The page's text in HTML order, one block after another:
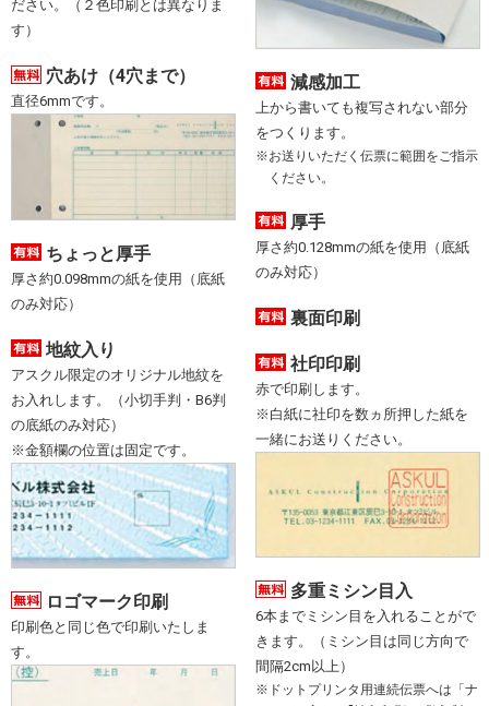
ださい。（２色印刷とは異なりま
す）
穴あけ（4穴まで）
直径6mmです。
ちょっと厚手
厚さ約0.098mmの紙を使用（底紙
のみ対応）
地紋入り
アスクル限定のオリジナル地紋を
お入れします。（小切手判・B6判
の底紙のみ対応）
※金額欄の位置は固定です。
ロゴマーク印刷
印刷色と同じ色で印刷いたしま
す。
減感加工
上から書いても複写されない部分
をつくります。
お送りいただく伝票に範囲をご指示
ください。
厚手
厚さ約0.128mmの紙を使用（底紙
のみ対応）
裏面印刷
社印印刷
赤で印刷します。
※白紙に社印を数ヵ所押した紙を
一緒にお送りください。
多重ミシン目入
6本までミシン目を入れることがで
きます。（ミシン目は同じ方向で
間隔2cm以上）
ドットプリンタ用連続伝票へは「ナ